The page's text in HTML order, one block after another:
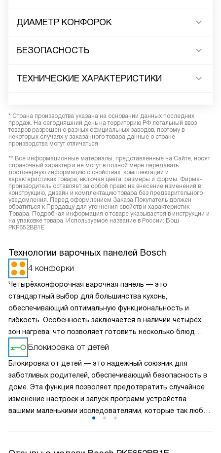
ДИАМЕТР КОНФОРОК
БЕЗОПАСНОСТЬ
ТЕХНИЧЕСКИЕ ХАРАКТЕРИСТИКИ
* Страна производства указана на основании данных последних
продаж. На сегодняшний день на территорию РФ легальный ввоз
товаров разрешен с разных официальных заводов, поэтому в
некоторых случаях у заказанного товара данные о стране
производства могут отличаться.
** Все информационные материалы, представленные на Сайте, носят
справочный характер и не могут в полной мере передавать
достоверную информацию о свойствах, комплектации и
характеристиках товара, включая цвета, размеры и формы. Фирма-
производитель оставляет за собой право на внесение изменений в
конструкцию, дизайн и комплектацию товара без предварительного
уведомления. Перед оформлением Заказа Покупатель должен
обратиться к Продавцу для уточнения свойств и характеристик
Товара. Подробная информация о товаре указывается в инструкции и
на упаковке товара. Используемое название в России: Бош
PKF652BB1E
Технологии варочных панелей Bosch
4 конфорки
Четырёхконфорочная варочная панель — это
стандартный выбор для большинства кухонь,
обеспечивающий оптимальную функциональность и
гибкость. Особенность заключается в наличии четырёх
зон нагрева, что позволяет готовить несколько блюд
одновременно, экономя время и усилия. Разнообразие
размеров и мощностей конфорок подходит для
различных кулинарных задач, от быстрого кипячения до
медленного тушения. Такая панель обеспечивает
равномерное распределение тепла и удобное
расположение посуды, что делает её идеальной для
семейного использования.
Блокировка от детей
Блокировка от детей — это надежный союзник для
заботливых родителей, обеспечивающий безопасность в
доме. Эта функция позволяет предотвратить случайное
изменение настроек и запуск программ устройства
вашими маленькими исследователями, которые так любят